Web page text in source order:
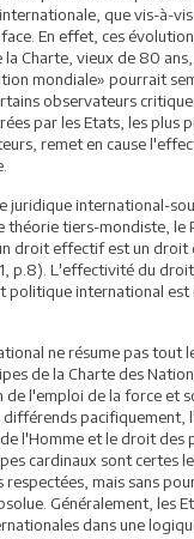
que vis-à-
En effet, ces
Charte, vieux de 80
mondiale» pourrait
observateurs
par les Etats, les plus
remet en cause
juridique international-
théorie tiers-mondiste, le
droit effectif est un droit
p.8). L'effectivité du
politique international
ne résume pas tout
de la Charte des
l'emploi de la force et
pacifiquement,
l'Homme et le droit des
cardinaux sont certes
mais sans
Généralement, les
dans une